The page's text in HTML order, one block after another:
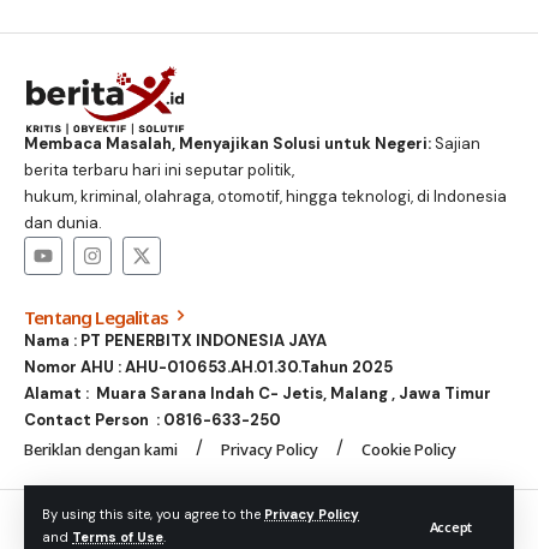
By using this site, you agree to the Privacy Policy
and Terms of Use.
Accept
Membaca Masalah, Menyajikan Solusi untuk Negeri:Sajian
berita terbaru hari ini seputar politik,
hukum, kriminal, olahraga, otomotif, hingga teknologi, di Indonesia
dan dunia.
Tentang Legalitas
Nama : PT PENERBITX INDONESIA JAYA
Nomor AHU : AHU-010653.AH.01.30.Tahun 2025
Alamat : Muara Sarana Indah C- Jetis, Malang , Jawa Timur
Contact Person : 0816-633-250
Beriklan dengan kami Privacy Policy Cookie Policy
© Foxiz News Network. Ruby Design Company. All Rights